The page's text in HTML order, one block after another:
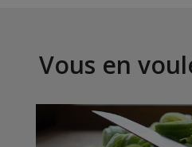
Vous en